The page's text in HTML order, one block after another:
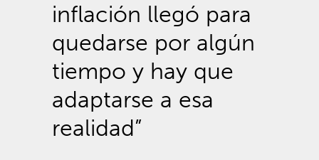
inflación llegó para
quedarse por algún
tiempo y hay que
adaptarse a esa
realidad”